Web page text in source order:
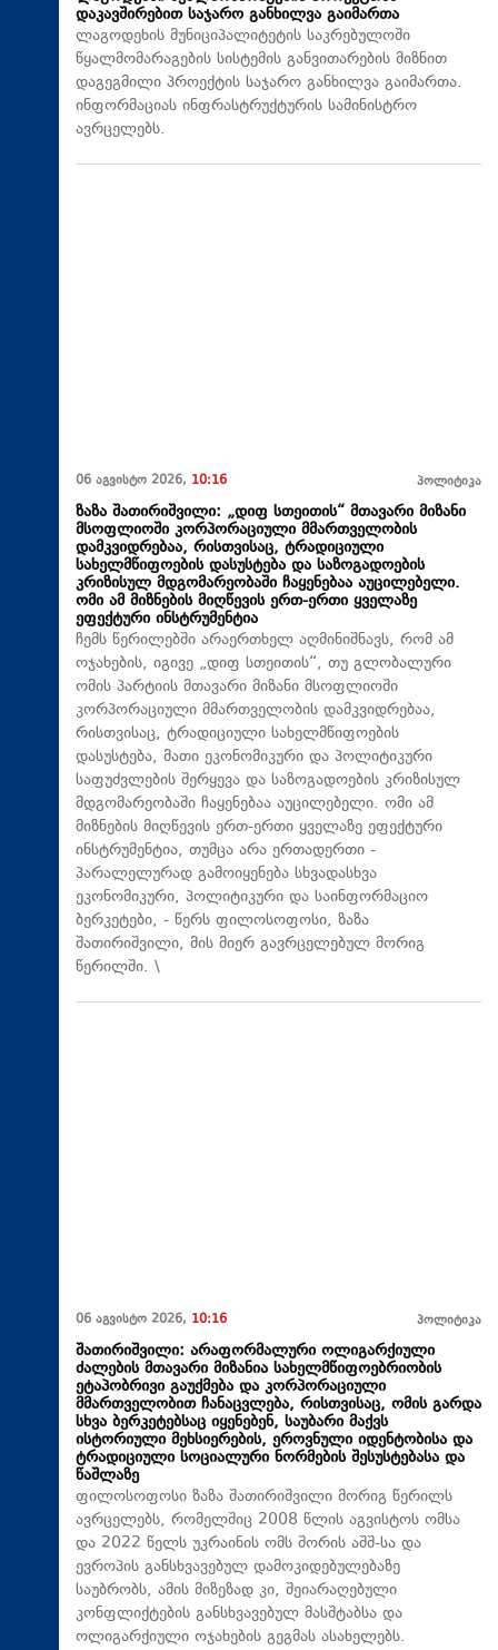
დაკავშირებით საჯარო განხილვა გაიმართა
ლაგოდეხის მუნიციპალიტეტის საკრებულოში
წყალმომარაგების სისტემის განვითარების მიზნით
დაგეგმილი პროექტის საჯარო განხილვა გაიმართა.
ინფორმაციას ინფრასტრუქტურის სამინისტრო
ავრცელებს.
06 აგვისტო 2026, 10:16 პოლიტიკა
ზაზა შათირიშვილი: „დიფ სთეითის“ მთავარი მიზანი
მსოფლიოში კორპორაციული მმართველობის
დამკვიდრებაა, რისთვისაც, ტრადიციული
სახელმწიფოების დასუსტება და საზოგადოების
კრიზისულ მდგომარეობაში ჩაყენებაა აუცილებელი.
ომი ამ მიზნების მიღწევის ერთ-ერთი ყველაზე
ეფექტური ინსტრუმენტია
ჩემს წერილებში არაერთხელ აღმინიშნავს, რომ ამ
ოჯახების, იგივე „დიფ სთეითის“, თუ გლობალური
ომის პარტიის მთავარი მიზანი მსოფლიოში
კორპორაციული მმართველობის დამკვიდრებაა,
რისთვისაც, ტრადიციული სახელმწიფოების
დასუსტება, მათი ეკონომიკური და პოლიტიკური
საფუძვლების შერყევა და საზოგადოების კრიზისულ
მდგომარეობაში ჩაყენებაა აუცილებელი. ომი ამ
მიზნების მიღწევის ერთ-ერთი ყველაზე ეფექტური
ინსტრუმენტია, თუმცა არა ერთადერთი -
პარალელურად გამოიყენება სხვადასხვა
ეკონომიკური, პოლიტიკური და საინფორმაციო
ბერკეტები, - წერს ფილოსოფოსი, ზაზა
შათირიშვილი, მის მიერ გავრცელებულ მორიგ
წერილში. \
06 აგვისტო 2026, 10:16 პოლიტიკა
შათირიშვილი: არაფორმალური ოლიგარქიული
ძალების მთავარი მიზანია სახელმწიფოებრიობის
ეტაპობრივი გაუქმება და კორპორაციული
მმართველობით ჩანაცვლება, რისთვისაც, ომის გარდა
სხვა ბერკეტებსაც იყენებენ, საუბარი მაქვს
ისტორიული მეხსიერების, ეროვნული იდენტობისა და
ტრადიციული სოციალური ნორმების შესუსტებასა და
წაშლაზე
ფილოსოფოსი ზაზა შათირიშვილი მორიგ წერილს
ავრცელებს, რომელშიც 2008 წლის აგვისტოს ომსა
და 2022 წელს უკრაინის ომს შორის აშშ-სა და
ევროპის განსხვავებულ დამოკიდებულებაზე
საუბრობს, ამის მიზეზად კი, შეიარაღებული
კონფლიქტების განსხვავებულ მასშტაბსა და
ოლიგარქიული ოჯახების გეგმას ასახელებს.